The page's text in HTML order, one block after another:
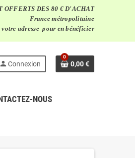
OFFERTS DES 80 € D'ACHAT
France métropolitaine
votre adresse pour en bénéficier
person Connexion
0
0,00 €
NOUS